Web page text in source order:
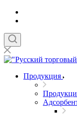
Продукция